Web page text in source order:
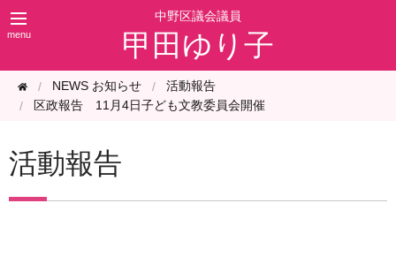
甲田ゆり子
NEWS お知らせ
活動報告
区政報告 11月4日子ども文教委員会開催
活動報告